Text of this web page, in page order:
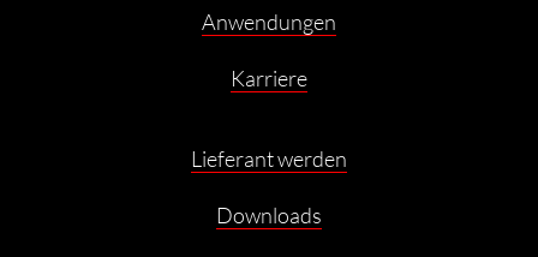
Anwendungen
Karriere
Lieferant werden
Downloads